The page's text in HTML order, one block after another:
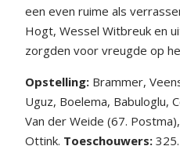
een even ruime als
Hogt, Wessel Witbreuk en
zorgden voor vreugde op
Opstelling: Brammer,
Uguz, Boelema, Babuloglu,
Van der Weide (67.
Ottink. Toeschouwers: 325.